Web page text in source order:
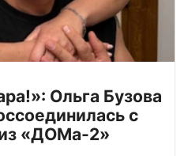
Ольга Бузова
с
«ДОМа-2»